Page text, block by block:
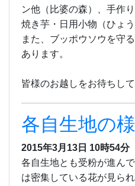
ン他（比婆の森）、手作
焼き芋・日用小物（ひょ
また、ブッポウソウを守
あります。
皆様のお越しをお待ちして
各自生地の
2015年3月13日 10時54分
各自生地とも受粉が進ん
は密集している花が見られ